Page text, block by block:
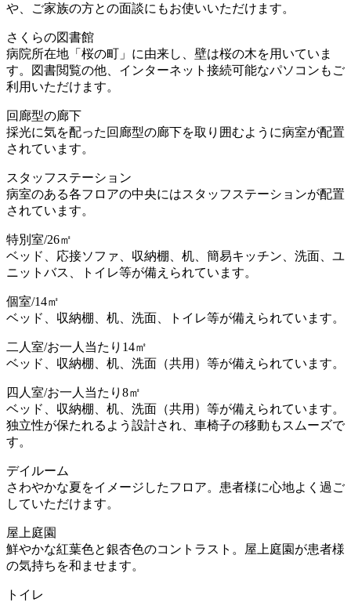
や、ご家族の方との面談にもお使いいただけます。
さくらの図書館
病院所在地「桜の町」に由来し、壁は桜の木を用いていま
す。図書閲覧の他、インターネット接続可能なパソコンもご
利用いただけます。
回廊型の廊下
採光に気を配った回廊型の廊下を取り囲むように病室が配置
されています。
スタッフステーション
病室のある各フロアの中央にはスタッフステーションが配置
されています。
特別室/26㎡
ベッド、応接ソファ、収納棚、机、簡易キッチン、洗面、ユ
ニットバス、トイレ等が備えられています。
個室/14㎡
ベッド、収納棚、机、洗面、トイレ等が備えられています。
二人室/お一人当たり14㎡
ベッド、収納棚、机、洗面（共用）等が備えられています。
四人室/お一人当たり8㎡
ベッド、収納棚、机、洗面（共用）等が備えられています。
独立性が保たれるよう設計され、車椅子の移動もスムーズで
す。
デイルーム
さわやかな夏をイメージしたフロア。患者様に心地よく過ご
していただけます。
屋上庭園
鮮やかな紅葉色と銀杏色のコントラスト。屋上庭園が患者様
の気持ちを和ませます。
トイレ